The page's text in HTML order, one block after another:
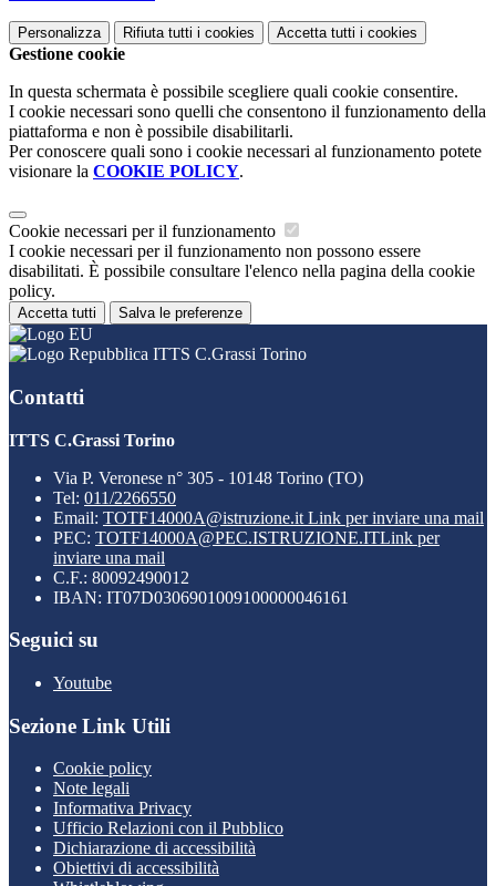
Personalizza Rifiuta tutti i cookies Accetta tutti i cookies
Gestione cookie
In questa schermata è possibile scegliere quali cookie consentire.
I cookie necessari sono quelli che consentono il funzionamento della
piattaforma e non è possibile disabilitarli.
Per conoscere quali sono i cookie necessari al funzionamento potete
visionare la COOKIE POLICY.
Cookie necessari per il funzionamento
I cookie necessari per il funzionamento non possono essere
disabilitati. È possibile consultare l'elenco nella pagina della cookie
policy.
Accetta tutti Salva le preferenze
ITTS C.Grassi Torino
Contatti
ITTS C.Grassi Torino
Via P. Veronese n° 305 - 10148 Torino (TO)
Tel: 011/2266550
Email: TOTF14000A@istruzione.it Link per inviare una mail
PEC: TOTF14000A@PEC.ISTRUZIONE.ITLink per
inviare una mail
C.F.: 80092490012
IBAN: IT07D0306901009100000046161
Seguici su
Youtube
Sezione Link Utili
Cookie policy
Note legali
Informativa Privacy
Ufficio Relazioni con il Pubblico
Dichiarazione di accessibilità
Obiettivi di accessibilità